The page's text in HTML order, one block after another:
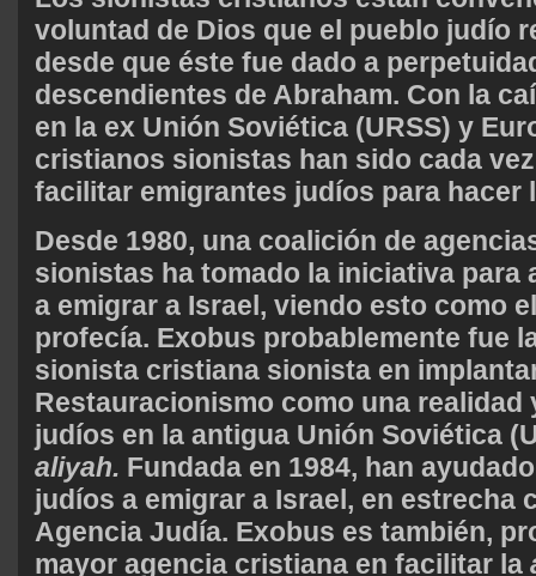
voluntad de Dios que el pueblo judío
desde que éste fue dado a
descendientes de Abraham. Con la
en la ex Unión Soviética (URSS) y
cristianos sionistas han sido cada
facilitar emigrantes judíos para hacer
Desde 1980, una coalición de
sionistas ha tomado la iniciativa para
a emigrar a Israel, viendo esto como
profecía. Exobus probablemente fue
sionista cristiana sionista en
Restauracionismo como una realidad
judíos en la antigua Unión Soviética
aliyah. Fundada en 1984, han
judíos a emigrar a Israel, en estrecha
Agencia Judía. Exobus es también,
mayor agencia cristiana en facilitar la